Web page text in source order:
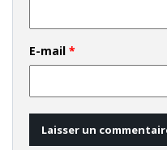
E-mail *